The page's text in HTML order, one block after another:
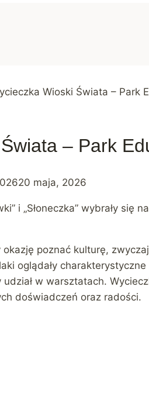
Wioski Świata – Park
– Park
20 maja, 2026
i „Słoneczka” wybrały się
okazję poznać kulturę,
oglądały
udział w warsztatach.
doświadczeń oraz radości.